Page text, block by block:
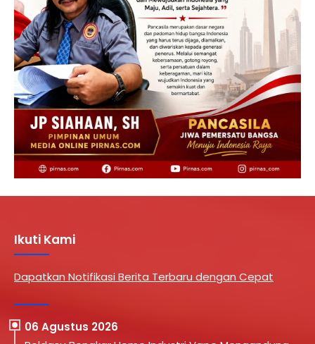
Ikuti Kami
Dapatkan Notifikasi Berita Terbaru dengan Cepat
06 Agustus 2026